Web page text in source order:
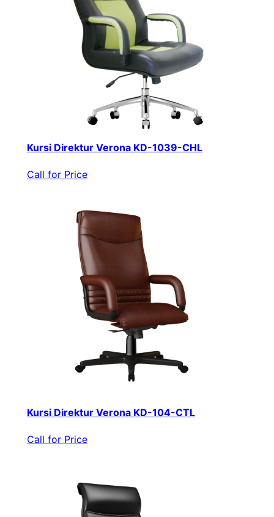
Kursi Direktur Verona KD-1039-CHL
Call for Price
Kursi Direktur Verona KD-104-CTL
Call for Price